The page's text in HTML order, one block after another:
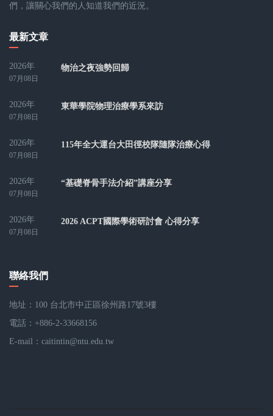
們，讓關心我們的人知道我們的近況。
最新文章
2026年
07月08日
物治之夜強勢回歸
2026年
07月08日
東華學院物理治療學系來訪
2026年
07月08日
115年全大運台大田徑校隊隨隊治療心得
2026年
07月08日
“基礎脊骨手法介紹”講座分享
2026年
07月08日
2026 ACPT國際學術研討會 心得分享
聯絡我們
地址：100 台北市中正區徐州路17號3樓
電話：+886-2-33668156
E-mail： caitintin@ntu.edu.tw